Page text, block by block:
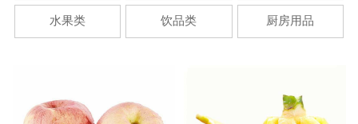
水果类 饮品类 厨房用品